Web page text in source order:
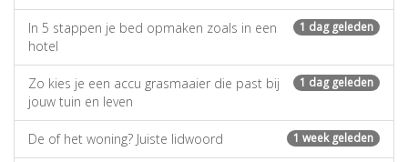
1 dag geleden
In 5 stappen je bed opmaken zoals in een
hotel
1 dag geleden
Zo kies je een accu grasmaaier die past bij
jouw tuin en leven
1 week geleden
De of het woning? Juiste lidwoord